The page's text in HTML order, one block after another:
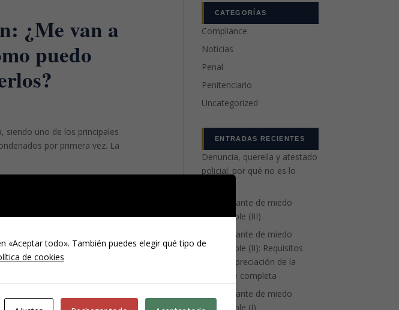
¿Me van a
puedo
siendo uno de los principales
por primera vez. La
CATEGORÍAS
Compliance
Noticias
Penal
Penitenciario
Uncategorized
ENTRADAS RECIENTES
Denuncia, querella y atestado
policial: por qué no es lo
La atenuante de miedo
insuperable (III)
La atenuante de miedo
insuperable (II): Requisitos
para la apreciación de la
eximente completa
La atenuante de miedo
insuperable (I)
«Aceptar todo». También puedes elegir qué tipo de
de cookies